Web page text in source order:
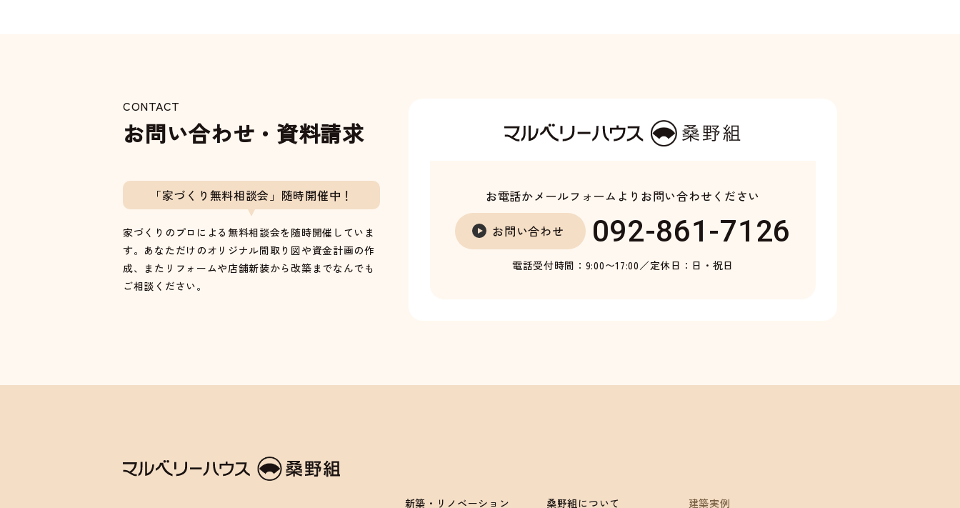
CONTACT
お問い合わせ・資料請求
「家づくり無料相談会」随時開催中！
家づくりのプロによる無料相談会を随時開催していま
す。あなただけのオリジナル間取り図や資金計画の作
成、またリフォームや店舗新装から改築までなんでも
ご相談ください。
お電話かメールフォームより お問い合わせください
お問い合わせ 092-861-7126
電話受付時間：9:00〜17:00／定休日：日・祝日
新築・リノベーション 桑野組について 建築実例